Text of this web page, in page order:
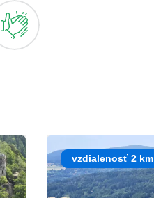
vzdialenosť 2 km